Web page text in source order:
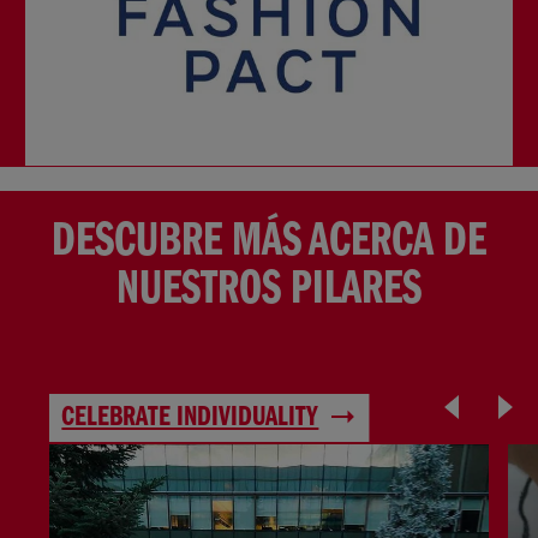
DESCUBRE MÁS ACERCA DE
NUESTROS PILARES
CELEBRATE INDIVIDUALITY